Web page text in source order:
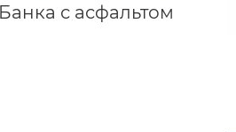
Банка с асфальтом